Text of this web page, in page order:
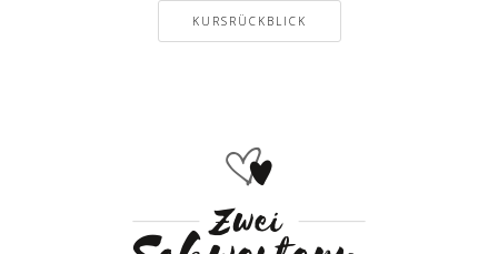
KURSRÜCKBLICK